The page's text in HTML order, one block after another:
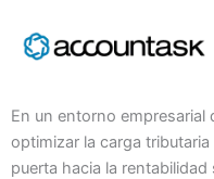
contenido
En un entorno empresarial
optimizar la carga
puerta hacia la